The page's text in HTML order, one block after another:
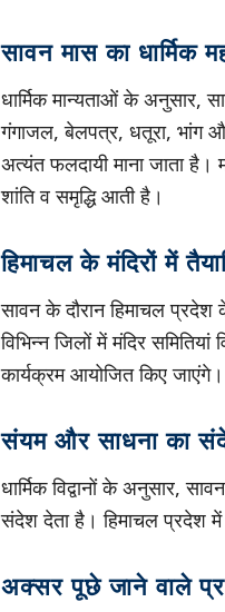
सावन मास का धार्मिक
धार्मिक मान्यताओं के अनुसार,
गंगाजल, बेलपत्र, धतूरा, भांग
अत्यंत फलदायी माना जाता
शांति व समृद्धि आती है।
हिमाचल के मंदिरों में
सावन के दौरान हिमाचल प्रदेश
विभिन्न जिलों में मंदिर
कार्यक्रम आयोजित किए जाएंगे।
संयम और साधना का
धार्मिक विद्वानों के अनुसार,
संदेश देता है। हिमाचल प्रदेश में
अक्सर पूछे जाने वाले